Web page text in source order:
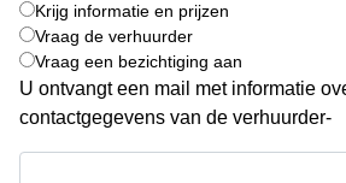
à Mons
Huren
virtueel
kantoor in
Antwerpen
Krijg informatie en prijzen
Vraag de verhuurder
Vraag een bezichtiging aan
U ontvangt een mail met informatie
contactgegevens van de verhuurder-